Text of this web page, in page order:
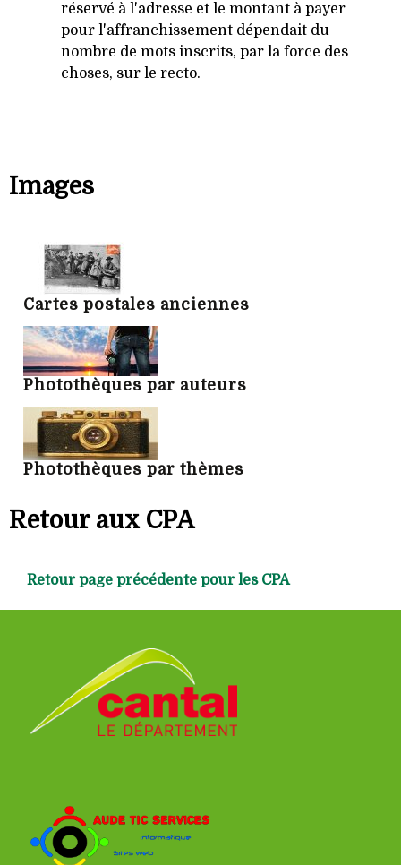
réservé à l'adresse et le montant à payer
pour l'affranchissement dépendait du
nombre de mots inscrits, par la force des
choses, sur le recto.
Images
Cartes postales anciennes
Photothèques par auteurs
Photothèques par thèmes
Retour aux CPA
Retour page précédente pour les CPA